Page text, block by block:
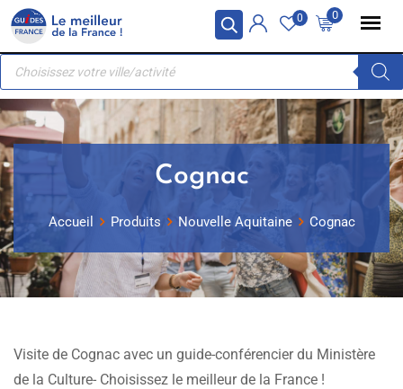
Panneau de gestion des cookies
Skip
content
0
0
Recherche
produits
Cognac
Accueil Produits Nouvelle Aquitaine Cognac
Visite de Cognac avec un guide-conférencier du Ministère
de la Culture- Choisissez le meilleur de la France !